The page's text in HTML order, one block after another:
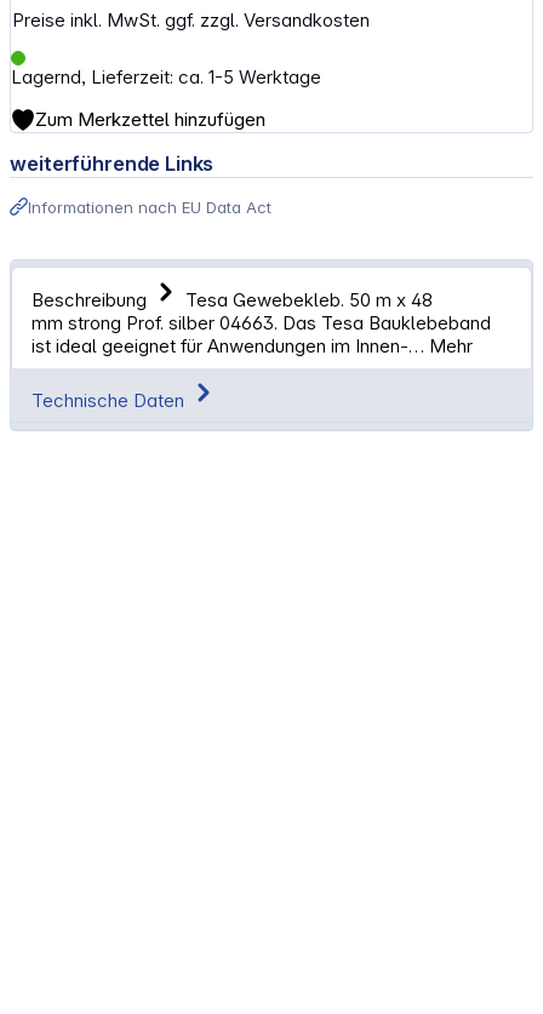
Preise inkl. MwSt. ggf. zzgl. Versandkosten
Lagernd, Lieferzeit: ca. 1-5 Werktage
Zum Merkzettel hinzufügen
weiterführende Links
Informationen nach EU Data Act
Beschreibung
Tesa Gewebekleb. 50 m x 48
mm strong Prof. silber 04663. Das Tesa Bauklebeband
ist ideal geeignet für Anwendungen im Innen-… Mehr
Technische Daten